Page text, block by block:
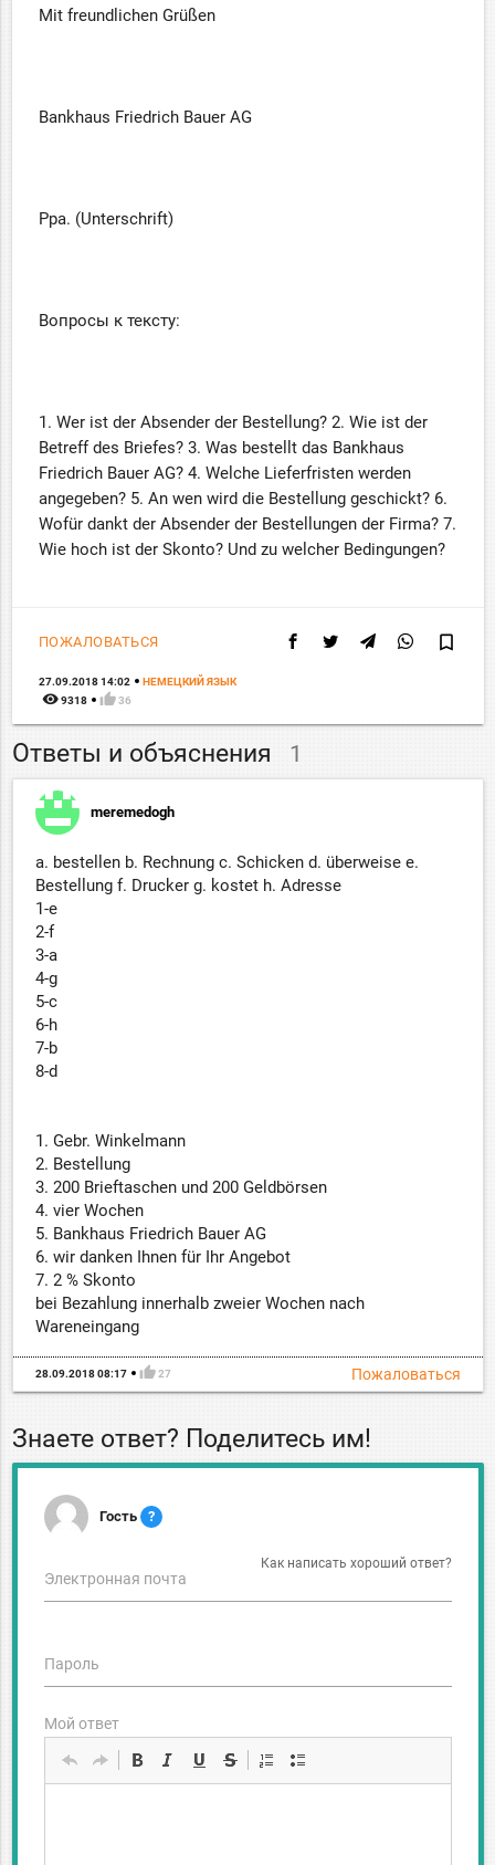
Mit freundlichen Grüßen
Bankhaus Friedrich Bauer AG
Ppa. (Unterschrift)
Вопросы к тексту:
1. Wer ist der Absender der Bestellung? 2. Wie ist der
Betreff des Briefes? 3. Was bestellt das Bankhaus
Friedrich Bauer AG? 4. Welche Lieferfristen werden
angegeben? 5. An wen wird die Bestellung geschickt? 6.
Wofür dankt der Absender der Bestellungen der Firma? 7.
Wie hoch ist der Skonto? Und zu welcher Bedingungen?
ПОЖАЛОВАТЬСЯ bookmark_border
27.09.2018 14:02 НЕМЕЦКИЙ ЯЗЫК
remove_red_eye 9318 thumb_up 36
Ответы и объяснения 1
meremedogh
a. bestellen b. Rechnung c. Schicken d. überweise e.
Bestellung f. Drucker g. kostet h. Adresse
1-e
2-f
3-a
4-g
5-c
6-h
7-b
8-d
1. Gebr. Winkelmann
2. Bestellung
3. 200 Brieftaschen und 200 Geldbörsen
4. vier Wochen
5. Bankhaus Friedrich Bauer AG
6. wir danken Ihnen für Ihr Angebot
7. 2 % Skonto
bei Bezahlung innerhalb zweier Wochen nach
Wareneingang
Пожаловаться
28.09.2018 08:17 thumb_up 27
Знаете ответ? Поделитесь им!
Гость ?
Как написать хороший ответ?
Электронная почта
Пароль
Мой ответ